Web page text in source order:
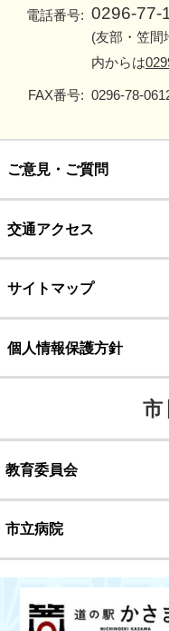
電話番号: 0296-77-
(友部・笠間
内からは
FAX番号: 0296-78-
ご意見・ご質問
交通アクセス
サイトマップ
個人情報保護方針
教育委員会
市立病院
議会